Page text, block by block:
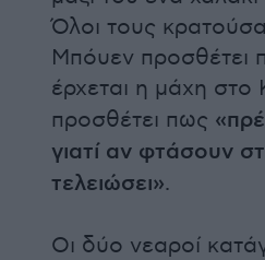
Όλοι τους
Μπόυεν προσθέτει
έρχεται η μάχη στο
προσθέτει πως
γιατί αν φτάσουν
τελειώσει».
Οι δύο νεαροί